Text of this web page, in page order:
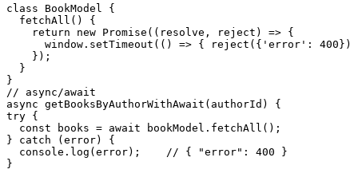
class BookModel {
  fetchAll() {
    return new Promise((resolve, reject) => {
window.setTimeout(() => { reject({'error': 400})
    });
  }
}
// async/await
async getBooksByAuthorWithAwait(authorId) {
try {
  const books = await bookModel.fetchAll();
} catch (error) {
  console.log(error);    // { "error": 400 }
}